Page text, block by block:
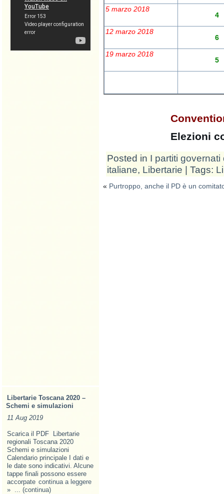
Libertarie Toscana 2020 –
Schemi e simulazioni
11 Aug 2019
Scarica il PDF Libertarie
regionali Toscana 2020
Schemi e simulazioni
Calendario principale I dati e
le date sono indicativi. Alcune
tappe finali possono essere
accorpate continua a leggere
» ... (continua)
5 marzo 2018
4
12 marzo 2018
6
19 marzo 2018
5
Elezioni
Posted in I partiti governati
italiane, Libertarie | Tags:
« Purtroppo, anche il PD è un